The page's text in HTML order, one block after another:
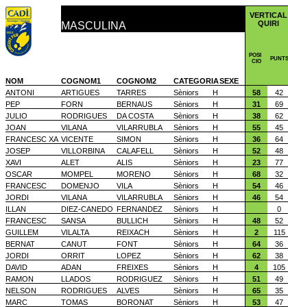
MASCULINA
VERTICAL
QUIRI
NOM COGNOM1 COGNOM2 CATEGORIASEXE
POSI
CIO
PUNTS
ANTONI ARTIGUES TARRES Sèniors H 58 42
PEP
FORN BERNAUS Sèniors H 31 69
JULIO
RODRIGUES DA COSTA Sèniors H 38 62
JOAN
VILANA VILARRUBLA Sèniors H 55 45
FRANCESC XA VICENTE SIMON Sèniors H 36 64
JOSEP
VILLORBINA CALAFELL Sèniors H 52 48
XAVI
ALET ALIS Sèniors H 23 77
OSCAR
MOMPEL MORENO Sèniors H 68 32
FRANCESC
DOMENJO VILA Sèniors H 54 46
JORDI
VILANA VILARRUBLA Sèniors H 46 54
ILLAN
DIEZ-CANEDO FERNANDEZ Sèniors H 0
FRANCESC
SANSA BULLICH Sèniors H 48 52
GUILLEM
VILALTA REIXACH Sèniors H 2 115
BERNAT
CANUT FONT Sèniors H 64 36
JORDI
ORRIT LOPEZ Sèniors H 62 38
DAVID
ADAN FREIXES Sèniors H 4 105
RAMON
LLADOS RODRIGUEZ Sèniors H 51 49
NELSON
RODRIGUES ALVES Sèniors H 65 35
MARC
TOMAS BORONAT Sèniors H 53 47